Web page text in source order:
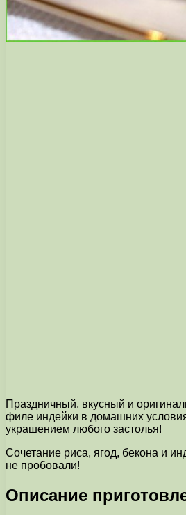
Праздничный, вкусный и
филе индейки в домашних
украшением любого застолья!
Сочетание риса, ягод, бекона и
не пробовали!
Описание